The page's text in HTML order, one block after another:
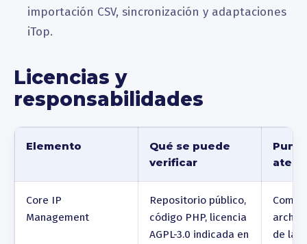
importación CSV, sincronización y adaptaciones
iTop.
Licencias y
responsabilidades
Licencias y responsabilidades
Elemento
Qué se puede
verificar
Core IP
Management
Repositorio público,
código PHP, licencia
AGPL-3.0 indicada en
de la